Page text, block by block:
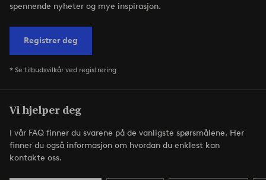
spennende nyheter og mye inspirasjon.
Registrer deg
* Se tilbudsvilkår ved registrering
Vi hjelper deg
I vår FAQ finner du svarene på de vanligste spørsmålene. Her
finner du også informasjon om hvordan du enklest kan
kontakte oss.